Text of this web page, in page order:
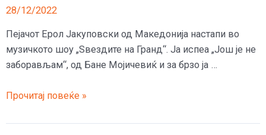
28/12/2022
Пејачот Ерол Јакуповски од Македонија настапи во
музичкото шоу „Ѕвездите на Гранд“. Ја испеа „Још је не
заборављам“, од Бане Мојичевиќ и за брзо ја …
Македонецот
Јакуповски
Прочитај повеќе »